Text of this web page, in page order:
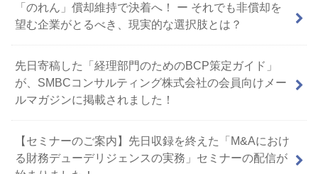
「のれん」償却維持で決着へ！ ー それでも非償却を
望む企業がとるべき、現実的な選択肢とは？
先日寄稿した「経理部門のためのBCP策定ガイド」
が、SMBCコンサルティング株式会社の会員向けメー
ルマガジンに掲載されました！
【セミナーのご案内】先日収録を終えた「M&Aにおけ
る財務デューデリジェンスの実務」セミナーの配信が